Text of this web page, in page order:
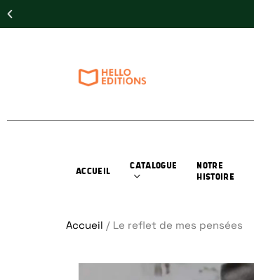
ACCUEIL
CATALOGUE
NOTRE
HISTOIRE
Accueil / Le reflet de mes pensées